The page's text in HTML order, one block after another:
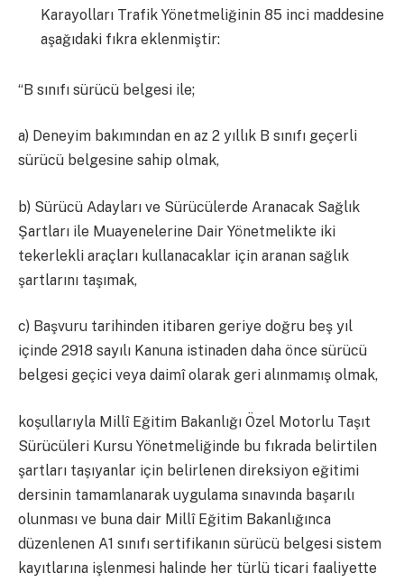
Karayolları Trafik Yönetmeliğinin 85 inci maddesine
aşağıdaki fıkra eklenmiştir:
“B sınıfı sürücü belgesi ile;
a) Deneyim bakımından en az 2 yıllık B sınıfı geçerli
sürücü belgesine sahip olmak,
b) Sürücü Adayları ve Sürücülerde Aranacak Sağlık
Şartları ile Muayenelerine Dair Yönetmelikte iki
tekerlekli araçları kullanacaklar için aranan sağlık
şartlarını taşımak,
c) Başvuru tarihinden itibaren geriye doğru beş yıl
içinde 2918 sayılı Kanuna istinaden daha önce sürücü
belgesi geçici veya daimî olarak geri alınmamış olmak,
koşullarıyla Millî Eğitim Bakanlığı Özel Motorlu Taşıt
Sürücüleri Kursu Yönetmeliğinde bu fıkrada belirtilen
şartları taşıyanlar için belirlenen direksiyon eğitimi
dersinin tamamlanarak uygulama sınavında başarılı
olunması ve buna dair Millî Eğitim Bakanlığınca
düzenlenen A1 sınıfı sertifikanın sürücü belgesi sistem
kayıtlarına işlenmesi halinde her türlü ticari faaliyette